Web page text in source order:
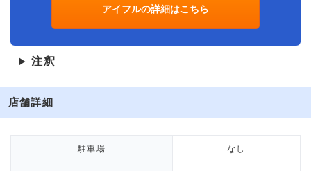
アイフルの詳細はこちら
▶ 注釈
店舗詳細
駐車場 なし